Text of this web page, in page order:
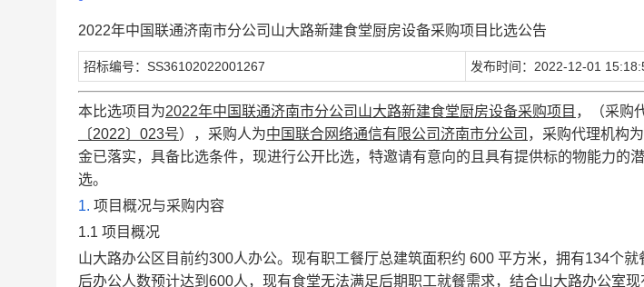
2022年中国联通济南市分公司山大路新建食堂厨房设备采购项目比选公告
招标编号：SS36102022001267 发布时间：2022-12-01
本比选项目为2022年中国联通济南市分公司山大路新建食堂厨房设备采购项目 ，（采购
〔2022〕023号），采购人为中国联合网络通信有限公司济南市分公司 ，采购代理机构为
金已落实，具备比选条件，现进行公开比选，特邀请有意向的且具有提供标的物能力的
选。
1. 项目概况与采购内容
1.1 项目概况
山大路办公区目前约300人办公。现有职工餐厅总建筑面积约 600 平方米，拥有134个
后办公人数预计达到600人，现有食堂无法满足后期职工就餐需求，结合山大路办公室